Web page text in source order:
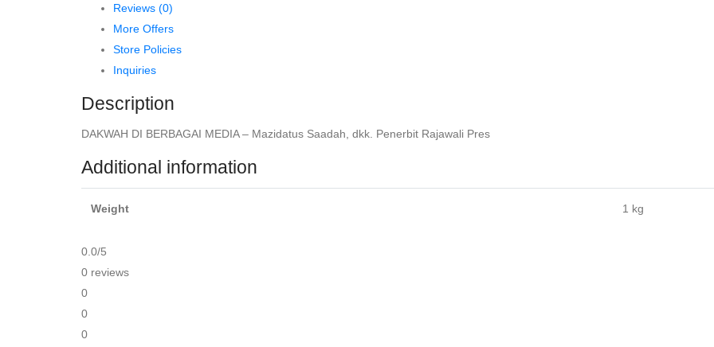
quantity
Reviews (0)
More Offers
Store Policies
Inquiries
Description
DAKWAH DI BERBAGAI MEDIA – Mazidatus Saadah, dkk. Penerbit Rajawali Pres
Additional information
Weight 1 kg
0.0/5
0 reviews
0
0
0